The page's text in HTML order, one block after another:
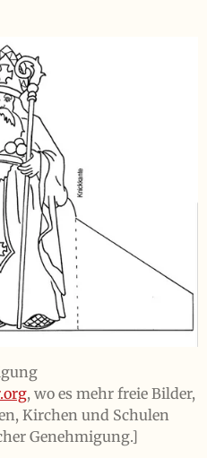
, wo es mehr freie Bilder,
Kirchen und Schulen
Genehmigung.]